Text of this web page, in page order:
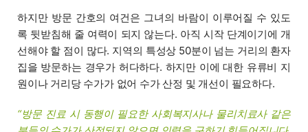
하지만 방문 간호의 여건은 그녀의 바람이 이루어질 수 있도
록 뒷받침해 줄 여력이 되지 않는다. 아직 시작 단계이기에 개
선해야 할 점이 많다. 지역의 특성상 50분이 넘는 거리의 환자
집을 방문하는 경우가 허다하다. 하지만 이에 대한 유류비 지
원이나 거리당 수가가 없어 수가 산정 및 개선이 필요하다.
“방문 진료 시 동행이 필요한 사회복지사나 물리치료사 같은